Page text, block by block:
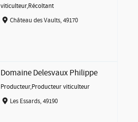
viticulteur,Récoltant
Château des Vaults, 49170
Domaine Delesvaux Philippe
Producteur,Producteur viticulteur
Les Essards, 49190